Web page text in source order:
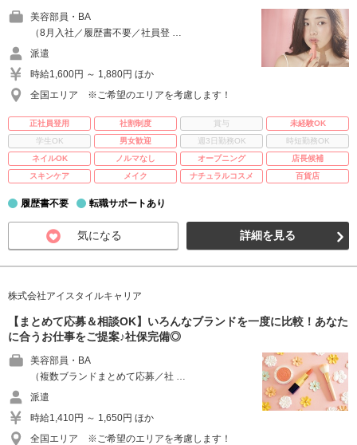
美容部員・BA
（8月入社／履歴書不要／社員登 …
派遣
時給1,600円 ～ 1,880円 ほか
全国エリア ※ご希望のエリアを考慮します！
正社員登用 社割制度 賞与
未経験OK
学生OK
男女歓迎 週3日勤務OK
時短勤務OK
ネイルOK
ノルマなし オープニング
店長候補
スキンケア
メイク ナチュラルコスメ 百貨店
履歴書不要 転職サポートあり
気になる 詳細を見る
株式会社アイスタイルキャリア
【まとめて応募＆相談OK】いろんなブランドを一度に比較！あなた
に合うお仕事をご提案♪社保完備◎
美容部員・BA
（複数ブランドまとめて応募／社 …
派遣
時給1,410円 ～ 1,650円 ほか
全国エリア ※ご希望のエリアを考慮します！